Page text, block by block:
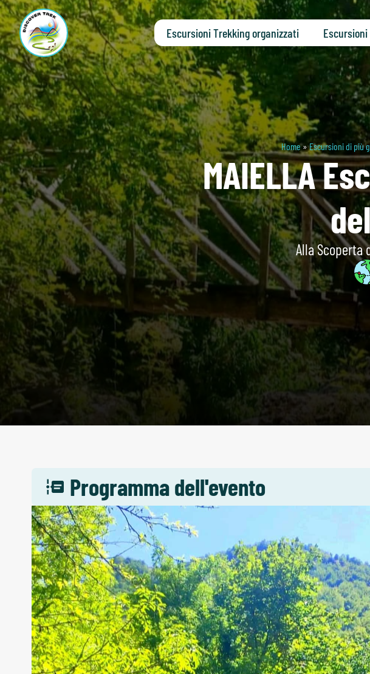
Escursioni Trekking organizzati
Home»Escursioni di più
MAIELLA
Alla Scoperta
Programma dell'evento